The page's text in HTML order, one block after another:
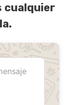
cualquier